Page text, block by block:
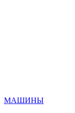
МАШИНЫ